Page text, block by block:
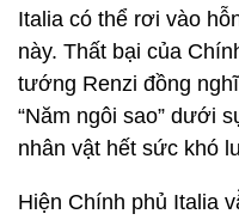
Italia có thể rơi vào
này. Thất bại của
tướng Renzi đồng
“Năm ngôi sao” dưới
nhân vật hết sức khó
Hiện Chính phủ Italia